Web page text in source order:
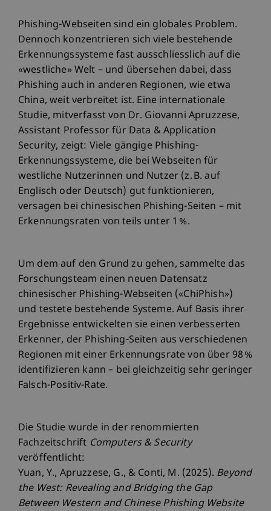
Phishing-Webseiten sind ein globales Problem.
Dennoch konzentrieren sich viele bestehende
Erkennungssysteme fast ausschliesslich auf die
«westliche» Welt – und übersehen dabei, dass
Phishing auch in anderen Regionen, wie etwa
China, weit verbreitet ist. Eine internationale
Studie, mitverfasst von Dr. Giovanni Apruzzese,
Assistant Professor für Data & Application
Security, zeigt: Viele gängige Phishing-
Erkennungssysteme, die bei Webseiten für
westliche Nutzerinnen und Nutzer (z. B. auf
Englisch oder Deutsch) gut funktionieren,
versagen bei chinesischen Phishing-Seiten – mit
Erkennungsraten von teils unter 1 %.
Um dem auf den Grund zu gehen, sammelte das
Forschungsteam einen neuen Datensatz
chinesischer Phishing-Webseiten («ChiPhish»)
und testete bestehende Systeme. Auf Basis ihrer
Ergebnisse entwickelten sie einen verbesserten
Erkenner, der Phishing-Seiten aus verschiedenen
Regionen mit einer Erkennungsrate von über 98 %
identifizieren kann – bei gleichzeitig sehr geringer
Falsch-Positiv-Rate.
Die Studie wurde in der renommierten
Fachzeitschrift Computers & Security
veröffentlicht:
Yuan, Y., Apruzzese, G., & Conti, M. (2025). Beyond
the West: Revealing and Bridging the Gap
Between Western and Chinese Phishing Website